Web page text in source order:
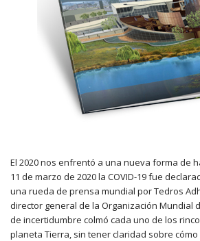
El 2020 nos enfrentó a una nueva forma de
11 de marzo de 2020 la COVID-19 fue
una rueda de prensa mundial por Tedros
director general de la Organización Mundial
de incertidumbre colmó cada uno de los
planeta Tierra, sin tener claridad sobre